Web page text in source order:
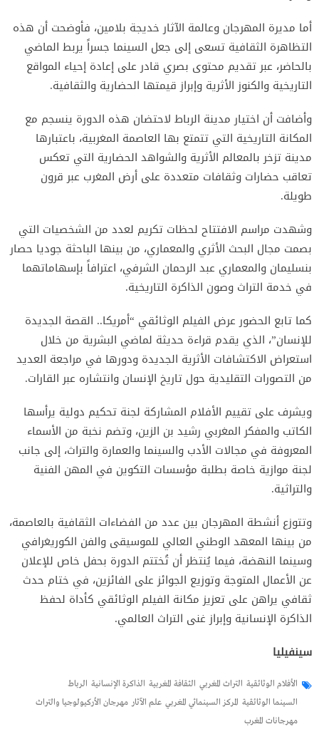
أما مديرة المهرجان وعالمة الآثار خديجة بلامين، فأوضحت أن هذه
التظاهرة الثقافية تسعى إلى جعل السينما جسراً يربط الماضي
بالحاضر، عبر تقديم محتوى بصري قادر على إعادة إحياء المواقع
التاريخية والكنوز الأثرية وإبراز قيمتها الحضارية والثقافية.
وأضافت أن اختيار مدينة الرباط لاحتضان هذه الدورة ينسجم مع
المكانة التاريخية التي تتمتع بها العاصمة المغربية، باعتبارها
مدينة تزخر بالمعالم الأثرية والشواهد الحضارية التي تعكس
تعاقب حضارات وثقافات متعددة على أرض المغرب عبر قرون
طويلة.
وشهدت مراسم الافتتاح لحظات تكريم لعدد من الشخصيات التي
بصمت مجال البحث الأثري والمعماري، من بينها الباحثة جوديا حصار
بنسليمان والمعماري عبد الرحمان الشرفي، اعترافاً بإسهاماتهما
في خدمة التراث وصون الذاكرة التاريخية.
كما تابع الحضور عرض الفيلم الوثائقي “أمريكا.. القصة الجديدة
للإنسان”، الذي يقدم قراءة حديثة لماضي البشرية من خلال
استعراض الاكتشافات الأثرية الجديدة ودورها في مراجعة العديد
من التصورات التقليدية حول تاريخ الإنسان وانتشاره عبر القارات.
ويشرف على تقييم الأفلام المشاركة لجنة تحكيم دولية يرأسها
الكاتب والمفكر المغربي رشيد بن الزين، وتضم نخبة من الأسماء
المعروفة في مجالات الأدب والسينما والعمارة والتراث، إلى جانب
لجنة موازية خاصة بطلبة مؤسسات التكوين في المهن الفنية
والتراثية.
وتتوزع أنشطة المهرجان بين عدد من الفضاءات الثقافية بالعاصمة،
من بينها المعهد الوطني العالي للموسيقى والفن الكوريغرافي
وسينما النهضة، فيما يُنتظر أن تُختتم الدورة بحفل خاص للإعلان
عن الأعمال المتوجة وتوزيع الجوائز على الفائزين، في ختام حدث
ثقافي يراهن على تعزيز مكانة الفيلم الوثائقي كأداة لحفظ
الذاكرة الإنسانية وإبراز غنى التراث العالمي.
سينفيليا
الأفلام الوثائقية التراث المغربي الثقافة المغربية الذاكرة الإنسانية الرباط
السينما الوثائقية المركز السينمائي المغربي علم الآثار مهرجان الأركيولوجيا والتراث
مهرجانات المغرب